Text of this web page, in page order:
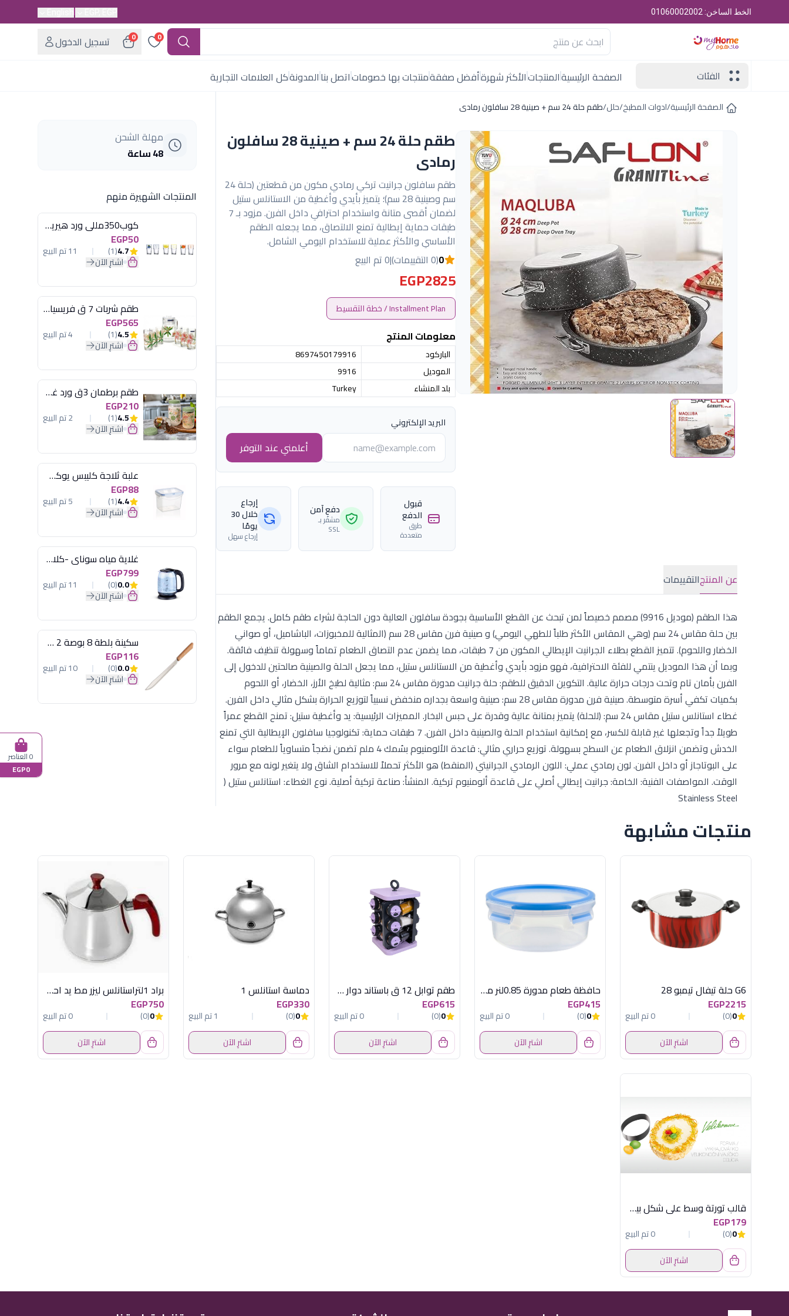
الخط الساخن: 01060002002
0
0
تسجيل الدخول
الفئات
الصفحة الرئيسيةالمنتجاتالأكثر شهرةأفضل صفقةمنتجات بها خصوماتاتصل بناالمدونةكل العلامات التجارية
الصفحة الرئيسية/ادوات المطبخ/حلل/طقم حلة 24 سم + صينية 28 سافلون رمادى
طقم حلة 24 سم + صينية 28 سافلون
رمادى
طقم سافلون جرانيت تركي رمادي مكون من قطعتين (حلة 24
سم وصينية 28 سم)؛ يتميز بأيدي وأغطية من الاستانلس ستيل
لضمان أقصى متانة واستخدام احترافي داخل الفرن. مزود بـ 7
طبقات حماية إيطالية تمنع الالتصاق، مما يجعله الطقم
الأساسي والأكثر عملية للاستخدام اليومي الشامل.
0(0 التقييمات) |0 تم البيع
EGP2825
Installment Plan / خطة التقسيط
معلومات المنتج
الباركود
8697450179916
الموديل
9916
بلد المنشاء
Turkey
البريد الإلكتروني
أعلمني عند التوفر
قبول
الدفع
طرق
متعددة
دفع آمن
مشفّر بـ
SSL
إرجاع
خلال 30
يومًا
إرجاع سهل
عن المنتجالتقييمات
هذا الطقم (موديل 9916) مصمم خصيصاً لمن تبحث عن القطع الأساسية بجودة سافلون العالية دون الحاجة لشراء طقم كامل. يجمع الطقم
بين حلة مقاس 24 سم (وهي المقاس الأكثر طلباً للطهي اليومي) و صينية فرن مقاس 28 سم (المثالية للمخبوزات، الباشاميل، أو صواني
الخضار واللحوم). تتميز القطع بطلاء الجرانيت الإيطالي المكون من 7 طبقات، مما يضمن عدم التصاق الطعام تماماً وسهولة تنظيف فائقة.
وبما أن هذا الموديل ينتمي للفئة الاحترافية، فهو مزود بأيدي وأغطية من الاستانلس ستيل، مما يجعل الحلة والصينية صالحتين للدخول إلى
الفرن بأمان تام وتحت درجات حرارة عالية. التكوين الدقيق للطقم: حلة جرانيت مدورة مقاس 24 سم: مثالية لطبخ الأرز، الخضار، أو اللحوم
بكميات تكفي أسرة متوسطة. صينية فرن مدورة مقاس 28 سم: صينية واسعة بجداره منخفض نسبياً لتوزيع الحرارة بشكل مثالي داخل الفرن.
غطاء استانلس ستيل مقاس 24 سم: (للحلة) يتميز بمتانة عالية وقدرة على حبس البخار. المميزات الرئيسية: يد وأغطية ستيل: تمنح القطع عمراً
طويلاً جداً وتجعلها غير قابلة للكسر، مع إمكانية استخدام الحلة والصينية داخل الفرن. 7 طبقات حماية: تكنولوجيا سافلون الإيطالية التي تمنع
الخدش وتضمن انزلاق الطعام عن السطح بسهولة. توزيع حراري مثالي: قاعدة الألومنيوم بسُمك 4 ملم تضمن نضجاً متساوياً للطعام سواء
على البوتاجاز أو داخل الفرن. لون رمادي عملي: اللون الرمادي الجرانيتي (المنقط) هو الأكثر تحملاً للاستخدام الشاق ولا يتغير لونه مع مرور
الوقت. المواصفات الفنية: الخامة: جرانيت إيطالي أصلي على قاعدة ألومنيوم تركية. المنشأ: صناعة تركية أصلية. نوع الغطاء: استانلس ستيل (
Stainless Steel
مهلة الشحن
48 ساعة
المنتجات الشهيرة منهم
كوب350مللى ورد هيريفين
EGP50
4.7
(1) 11 تم البيع
اشترِ الآن
طقم شربات 7 ق فريسيا لومينارك
EGP565
4.5
(1) 4 تم البيع
اشترِ الآن
طقم برطمان 3ق ورد غطاء مينت جرين هيريفين
EGP210
4.5
(1) 2 تم البيع
اشترِ الآن
علبة ثلاجة كليبس يوكسان
EGP88
4.4
(1) 5 تم البيع
اشترِ الآن
غلاية مياه سوناي -كلاسيك 2200 وات، 1.7 لتر زجاج اضائة ليد - MAR-3752
EGP799
0.0
(0) 11 تم البيع
اشترِ الآن
سكينة بلطة 8 بوصة 2 مسمار
EGP116
0.0
(0) 10 تم البيع
اشترِ الآن
منتجات مشابهة
G6 حلة تيفال تيمبو 28
EGP2215
0
(0)
0 تم البيع
اشترِ الآن
حافظة طعام مدورة 0.85لنر ماستر سيل تيفال
EGP415
0
(0)
0 تم البيع
اشترِ الآن
طقم توابل 12 ق باستاند دوار موف هيريفين
EGP615
0
(0)
0 تم البيع
اشترِ الآن
دماسة استانلس 1
EGP330
0
(0)
1 تم البيع
اشترِ الآن
براد 1لتراستانلس ليزر مط يد احمرسوليتير
EGP750
0
(0)
0 تم البيع
اشترِ الآن
قالب تورتة وسط على شكل بيضة توسكوما
EGP179
0
(0)
0 تم البيع
اشترِ الآن
0 العناصر
EGP0